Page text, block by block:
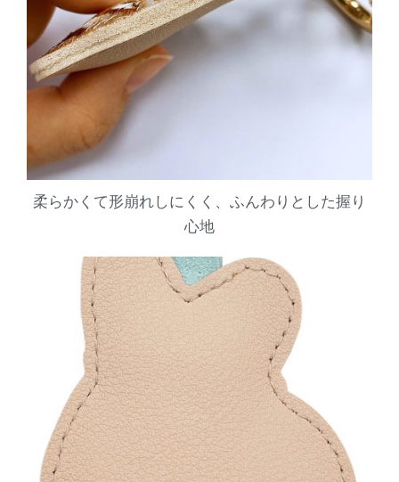
柔らかくて形崩れしにくく、ふんわりとした握り
心地